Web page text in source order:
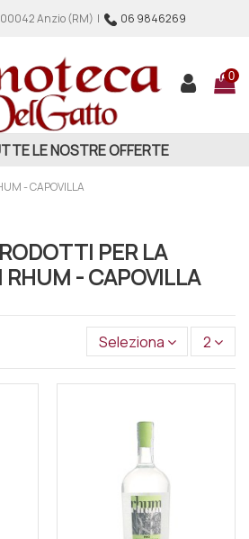
Anzio (RM) | 06 9846269
0
LE NOSTRE OFFERTE
- CAPOVILLA
PER LA
- CAPOVILLA
Seleziona 2